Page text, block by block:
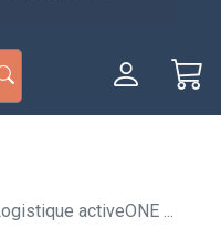
activeONE ...